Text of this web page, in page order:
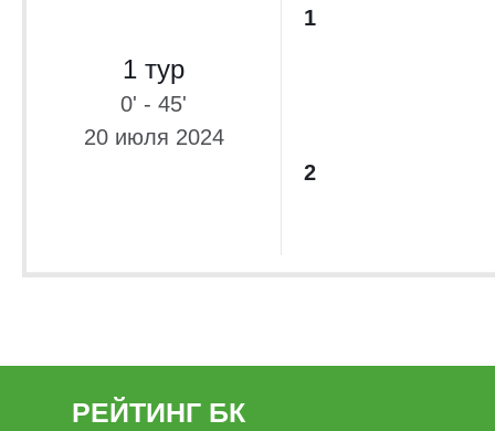
1 тур
0' - 45'
20 июля 2024
1
2
РЕЙТИНГ БК